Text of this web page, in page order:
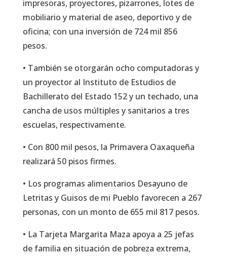
impresoras, proyectores, pizarrones, lotes de
mobiliario y material de aseo, deportivo y de
oficina; con una inversión de 724 mil 856
pesos.
• También se otorgarán ocho computadoras y
un proyector al Instituto de Estudios de
Bachillerato del Estado 152 y un techado, una
cancha de usos múltiples y sanitarios a tres
escuelas, respectivamente.
• Con 800 mil pesos, la Primavera Oaxaqueña
realizará 50 pisos firmes.
• Los programas alimentarios Desayuno de
Letritas y Guisos de mi Pueblo favorecen a 267
personas, con un monto de 655 mil 817 pesos.
• La Tarjeta Margarita Maza apoya a 25 jefas
de familia en situación de pobreza extrema,